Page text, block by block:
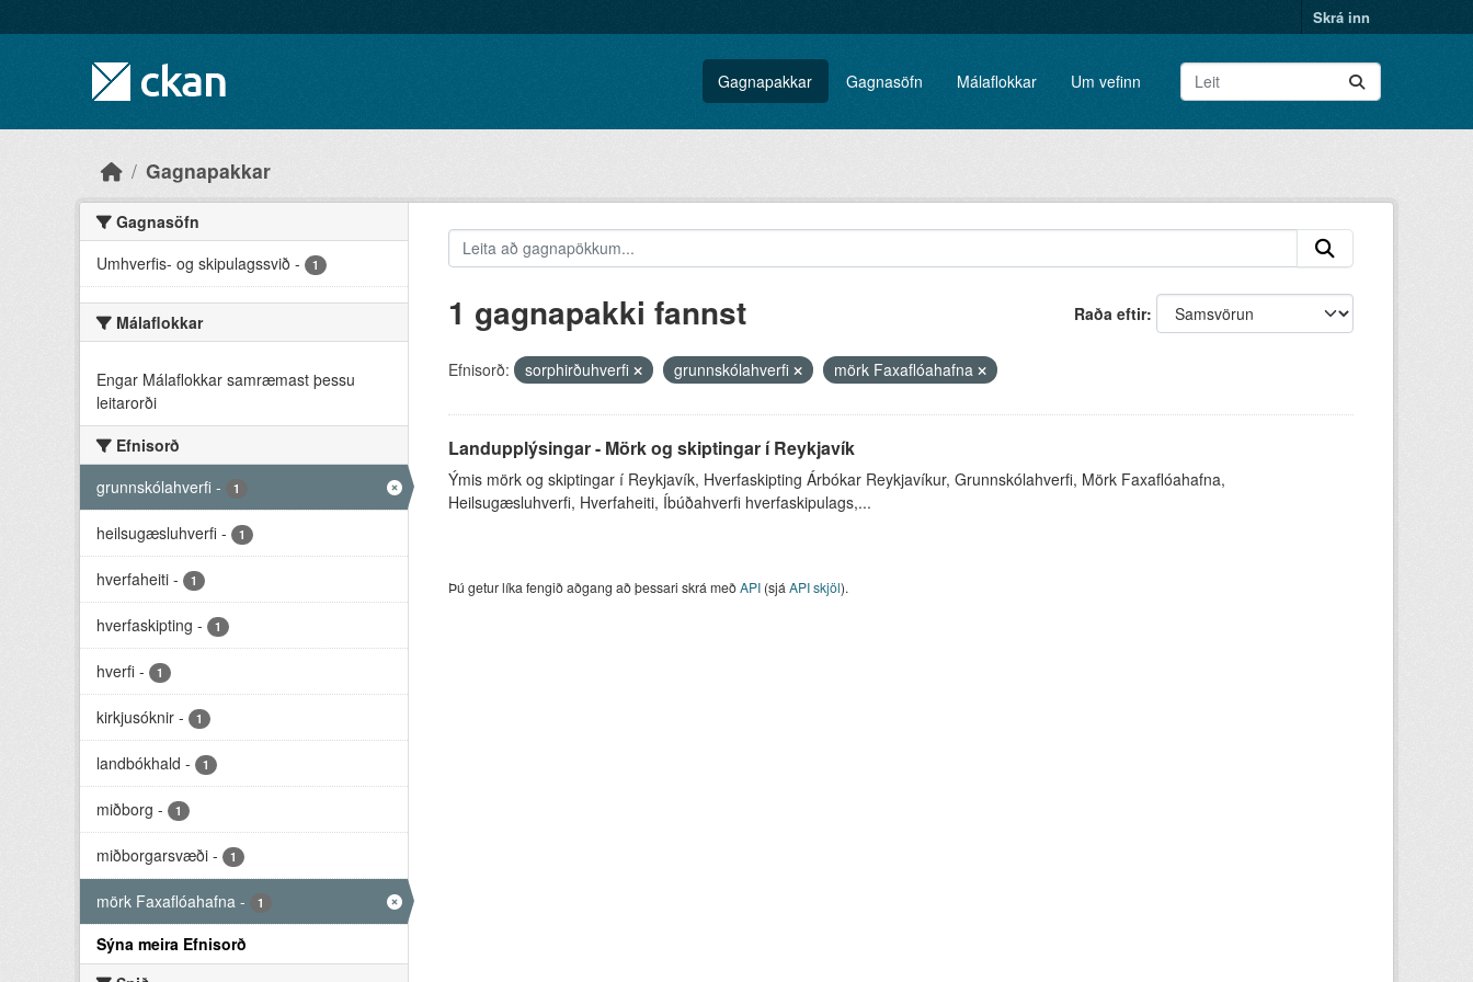
Skrá inn
Gagnapakkar Gagnasöfn Málaflokkar Um vefinn
Gagnapakkar
Gagnasöfn
Umhverfis- og skipulagssvið - 1
Málaflokkar
Engar Málaflokkar samræmast þessu
leitarorði
Efnisorð
grunnskólahverfi - 1
heilsugæsluhverfi - 1
hverfaheiti - 1
hverfaskipting - 1
hverfi - 1
kirkjusóknir - 1
landbókhald - 1
miðborg - 1
miðborgarsvæði - 1
mörk Faxaflóahafna - 1
Sýna meira Efnisorð
Raða eftir
1 gagnapakki fannst
Efnisorð: sorphirðuhverfi grunnskólahverfi mörk Faxaflóahafna
Landupplýsingar - Mörk og skiptingar í Reykjavík
Ýmis mörk og skiptingar í Reykjavík, Hverfaskipting Árbókar Reykjavíkur, Grunnskólahverfi, Mörk Faxaflóahafna,
Heilsugæsluhverfi, Hverfaheiti, Íbúðahverfi hverfaskipulags,...
Þú getur líka fengið aðgang að þessari skrá meðAPI(sjá API skjöl).